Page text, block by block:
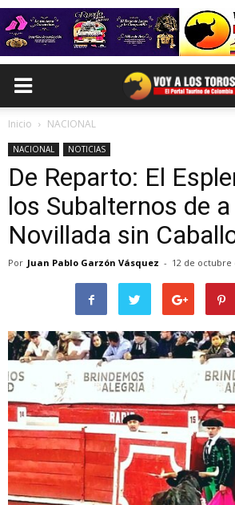
Inicio NACIONAL
NACIONAL NOTICIAS
De Reparto: El
los Subalternos de
Novillada sin
Por Juan Pablo Garzón Vásquez - 12 de octubre